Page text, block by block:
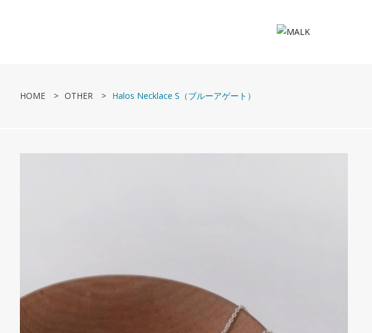
HOME OTHER Halos Necklace S（ブルーアゲート）